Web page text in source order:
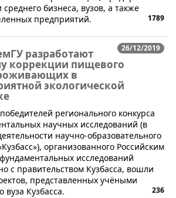
среднего бизнеса, вузов, а также
предприятий.
1789
26/12/2019
разработают
коррекции пищевого
в
экологической
регионального конкурса
научных исследований (в
научно-образовательного
организованного Российским
исследований
с правительством Кузбасса, вошли
представленных учёными
вуза Кузбасса.
236